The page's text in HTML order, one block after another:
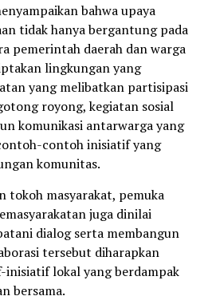
bahwa upaya
tidak hanya bergantung pada
pemerintah daerah dan warga
lingkungan yang
yang melibatkan partisipasi
royong, kegiatan sosial
komunikasi antarwarga yang
contoh inisiatif yang
komunitas.
tokoh masyarakat, pemuka
juga dinilai
dialog serta membangun
tersebut diharapkan
lokal yang berdampak
bersama.